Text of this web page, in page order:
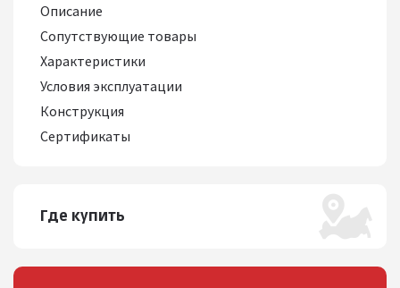
Описание
Сопутствующие товары
Характеристики
Условия эксплуатации
Конструкция
Сертификаты
Где купить